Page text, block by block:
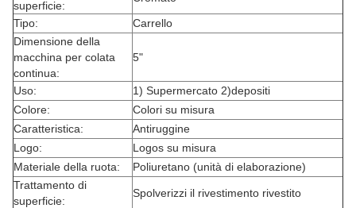
superficie:
Tipo:
Carrello
Dimensione della
macchina per colata
continua:
5"
Uso:
1) Supermercato 2)depositi
Colore:
Colori su misura
Caratteristica:
Antiruggine
Logo:
Logos su misura
Materiale della ruota:
Poliuretano (unità di elaborazione)
Trattamento di
superficie:
Spolverizzi il rivestimento rivestito